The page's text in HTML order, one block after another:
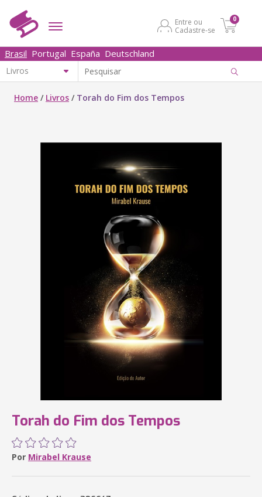
Entre ou
Cadastre-se
0
Brasil Portugal España Deutschland
Home / Livros / Torah do Fim dos Tempos
Torah do Fim dos Tempos
Por Mirabel Krause